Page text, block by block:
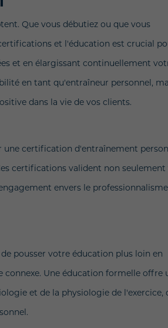
Que vous débutiez ou que vous
et l'éducation est crucial
et en élargissant continuellement
en tant qu'entraîneur personnel,
dans la vie de vos clients.
certification d'entraînement
certifications valident non seulement
envers le
pousser votre éducation plus loin en
connexe. Une éducation formelle offre
et de la physiologie de l'exercice,